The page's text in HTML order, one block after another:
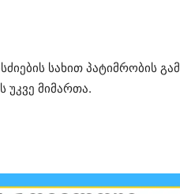
სახით პატიმრობის
მიმართა.